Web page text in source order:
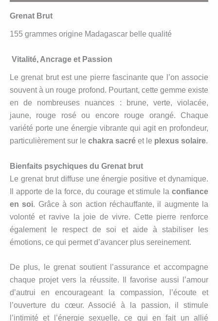
Grenat Brut
155 grammes origine Madagascar belle qualité
Vitalité, Ancrage et Passion
Le grenat brut est une pierre fascinante que l’on associe
souvent à un rouge profond. Pourtant, cette gemme existe
en de nombreuses nuances : brune, verte, violacée,
jaune, rouge rosé ou encore rouge orangé. Chaque
variété porte une énergie vibrante qui agit en profondeur,
particulièrement sur le chakra sacré et le plexus solaire.
Bienfaits psychiques du Grenat brut
Le grenat brut diffuse une énergie positive et dynamique.
Il apporte de la force, du courage et stimule la confiance
en soi. Grâce à son action réchauffante, il augmente la
volonté et ravive la joie de vivre. Cette pierre renforce
également le respect de soi et aide à stabiliser les
émotions, ce qui permet d’avancer plus sereinement.
De plus, le grenat soutient l’assurance et accompagne
chaque projet vers la réussite. Il favorise aussi l’amour
d’autrui en encourageant la compassion, l’écoute et
l’ouverture du cœur. Associé à la passion, il stimule
l’intimité et l’énergie sexuelle, ce qui en fait un allié